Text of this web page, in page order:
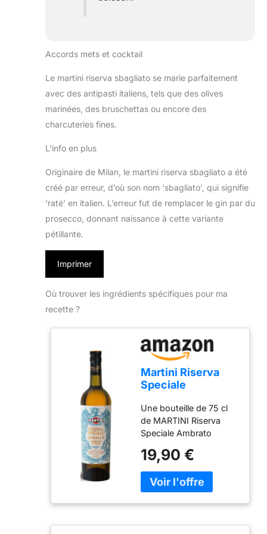
Accords mets et cocktail
Le martini riserva sbagliato se marie parfaitement
avec des antipasti italiens, tels que des olives
marinées, des bruschettas ou encore des
charcuteries fines.
L’info en plus
Originaire de Milan, le martini riserva sbagliato a été
créé par erreur, d’où son nom ‘sbagliato’, qui signifie
‘raté’ en italien. L’erreur fut de remplacer le gin par du
prosecco, donnant naissance à cette variante
pétillante.
Imprimer
Où trouver les ingrédients spécifiques pour ma
recette ?
Martini Riserva
Speciale
vol., 75cl / 750ml,
Vermouth
premium Blanc
Une bouteille de 75 cl
de MARTINI Riserva
Speciale Ambrato
vermouth italien qui
doit son nom à sa riche
couleur ambrée Ce
vermouth blanc est
élaboré à partir de trois
19,90 €